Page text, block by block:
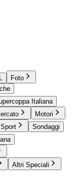
Foto
Italiana
Motori
Sondaggi
Altri Speciali